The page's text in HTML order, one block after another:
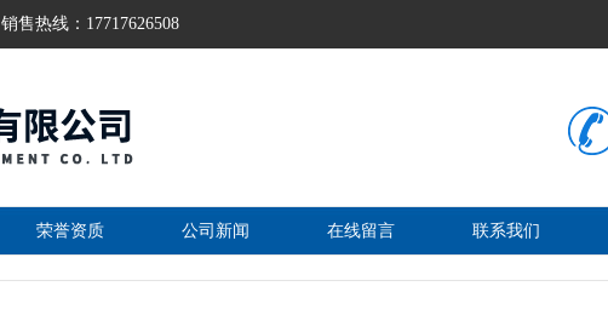
销售热线：17717626508
荣誉资质 公司新闻 在线留言 联系我们